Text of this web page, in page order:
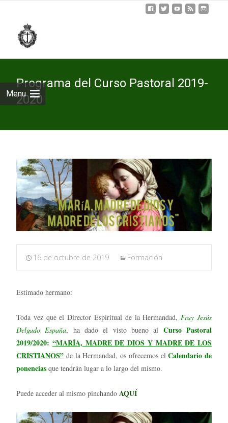
Menu
Programa del Curso Pastoral 2019-
2020
16 de octubre de 2019 Formación
Estimado hermano:
Toda vez que el Director Espiritual de la Hermandad,Fray Jesús
Delgado España, ha dado el visto bueno al Curso Pastoral
2019/2020: “MARÍA, MADRE DE DIOS Y MADRE DE LOS
CRISTIANOS” de la Hermandad, os ofrecemos elCalendario de
ponencias que tendrán lugar a lo largo del mismo.
Puede acceder al mismo pinchando AQUÍ